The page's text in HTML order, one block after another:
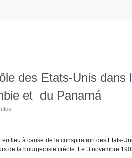
des Etats-Unis dans
et du Panamá
lieu à cause de la conspiration des Etats-
de la bourgeoisie créole. Le 3 novembre